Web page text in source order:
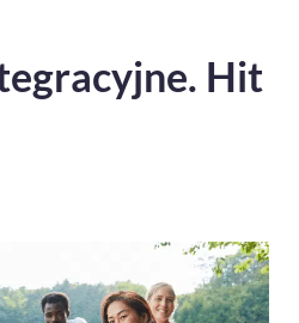
Hit